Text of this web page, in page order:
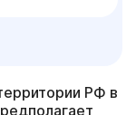
РФ в